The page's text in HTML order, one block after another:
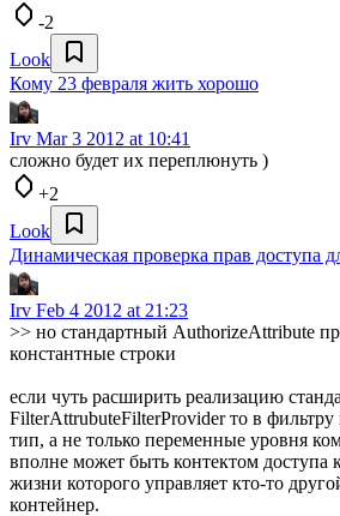
-2
Look
Кому 23 февраля жить хорошо
Irv Mar 3 2012 at 10:41
сложно будет их переплюнуть )
+2
Look
Динамическая проверка прав доступа
Irv Feb 4 2012 at 21:23
>> но стандартный AuthorizeAttribute
константные строки
если чуть расширить реализацию
FilterAttrubuteFilterProvider то в
тип, а не только переменные уровня
вполне может быть контектом
жизни которого управляет кто-то
контейнер.